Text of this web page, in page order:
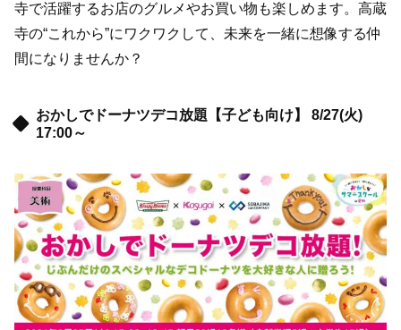
寺で活躍するお店のグルメやお買い物も楽しめます。高蔵
寺の“これから”にワクワクして、未来を一緒に想像する仲
間になりませんか？
おかしでドーナツデコ放題【子ども向け】 8/27(火)
17:00～